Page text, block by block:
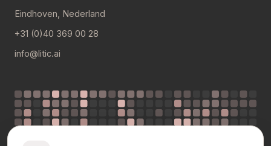
Eindhoven, Nederland
+31 (0)40 369 00 28
info@litic.ai